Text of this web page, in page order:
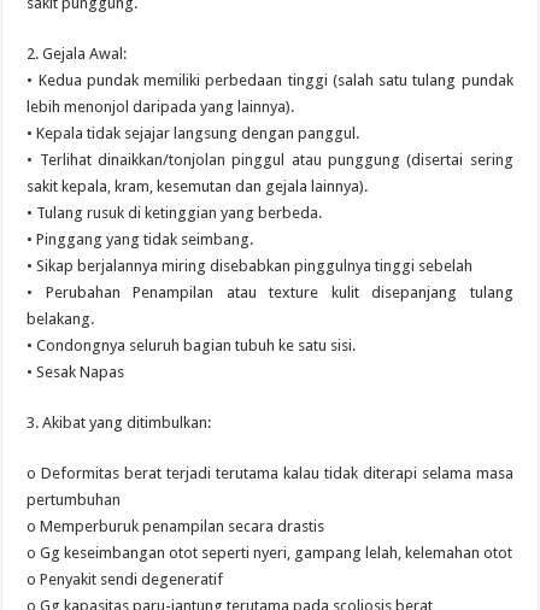
2. Gejala Awal:
• Kedua pundak memiliki perbedaan tinggi (salah satu tulang pundak
lebih menonjol daripada yang lainnya).
• Kepala tidak sejajar langsung dengan panggul.
• Terlihat dinaikkan/tonjolan pinggul atau punggung (disertai sering
sakit kepala, kram, kesemutan dan gejala lainnya).
• Tulang rusuk di ketinggian yang berbeda.
• Pinggang yang tidak seimbang.
• Sikap berjalannya miring disebabkan pinggulnya tinggi sebelah
• Perubahan Penampilan atau texture kulit disepanjang tulang
belakang.
• Condongnya seluruh bagian tubuh ke satu sisi.
• Sesak Napas
3. Akibat yang ditimbulkan:
o Deformitas berat terjadi terutama kalau tidak diterapi selama masa
pertumbuhan
o Memperburuk penampilan secara drastis
o Gg keseimbangan otot seperti nyeri, gampang lelah, kelemahan otot
o Penyakit sendi degeneratif
o Gg kapasitas paru-jantung terutama pada scoliosis berat